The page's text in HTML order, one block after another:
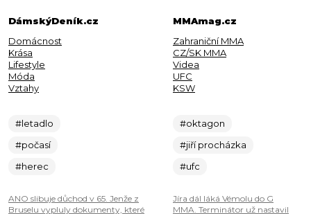
DámskýDeník.cz
Domácnost
Krása
Lifestyle
Móda
Vztahy
#letadlo
#počasí
#herec
ANO slibuje důchod v 65. Jenže z
Bruselu vypluly dokumenty, které
MMAmag.cz
Zahraniční MMA
CZ/SK MMA
Videa
UFC
KSW
#oktagon
#jiří procházka
#ufc
Jíra dál láká Vémolu do G
MMA. Terminátor už nastavil